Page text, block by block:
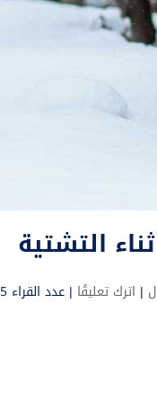
التشتية
| اترك تعليقًا |عدد القراء 175